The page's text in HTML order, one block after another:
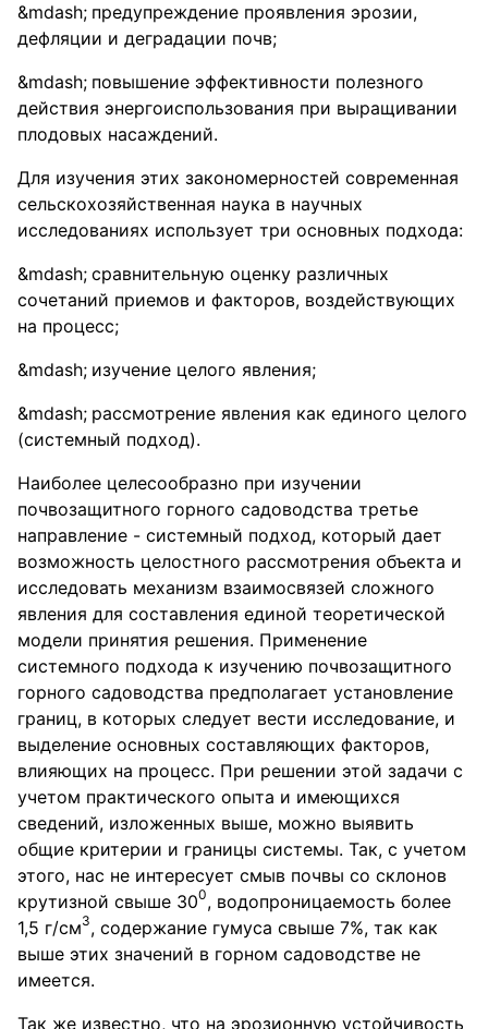
предупреждение проявления эрозии,
дефляции и деградации почв;
повышение эффективности полезного
действия энергоиспользования при выращивании
плодовых насаждений.
Для изучения этих закономерностей современная
сельскохозяйственная наука в научных
исследованиях использует три основных подхода:
сравнительную оценку различных
сочетаний приемов и факторов, воздействующих
на процесс;
изучение целого явления;
рассмотрение явления как единого целого
(системный подход).
Наиболее целесообразно при изучении
почвозащитного горного садоводства третье
направление - системный подход, который дает
возможность целостного рассмотрения объекта и
исследовать механизм взаимосвязей сложного
явления для составления единой теоретической
модели принятия решения. Применение
системного подхода к изучению почвозащитного
горного садоводства предполагает установление
границ, в которых следует вести исследование, и
выделение основных составляющих факторов,
влияющих на процесс. При решении этой задачи с
учетом практического опыта и имеющихся
сведений, изложенных выше, можно выявить
общие критерии и границы системы. Так, с учетом
этого, нас не интересует смыв почвы со склонов
крутизной свыше 300, водопроницаемость более
1,5 г/см3, содержание гумуса свыше 7%, так как
выше этих значений в горном садоводстве не
имеется.
Так же известно, что на эрозионную устойчивость